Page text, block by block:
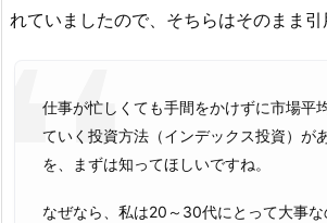
れていましたので、そちらはそのまま引
仕事が忙しくても手間をかけずに市場平
ていく投資方法（インデックス投資）が
を、まずは知ってほしいですね。
なぜなら、私は20～30代にとって大事